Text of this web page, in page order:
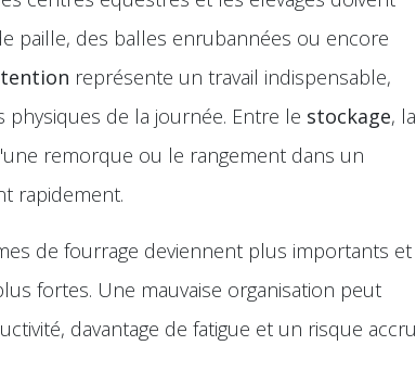
paille, des balles enrubannées ou encore
représente un travail indispensable,
de la journée. Entre le stockage, la
remorque ou le rangement dans un
rapidement.
de fourrage deviennent plus importants et
fortes. Une mauvaise organisation peut
davantage de fatigue et un risque accru